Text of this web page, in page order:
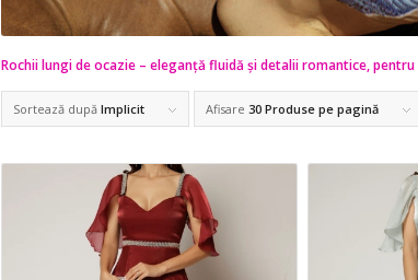
Rochii lungi de ocazie – eleganță fluidă și detalii romantice,
Sortează după Implicit Afisare 30 Produse pe pagină